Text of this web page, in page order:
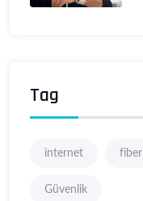
Tag
internet fiber
Güvenlik